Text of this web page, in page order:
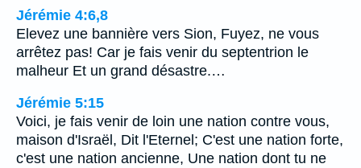
Jérémie 4:6,8
Elevez une bannière vers Sion, Fuyez, ne vous
arrêtez pas! Car je fais venir du septentrion le
malheur Et un grand désastre.…
Jérémie 5:15
Voici, je fais venir de loin une nation contre vous,
maison d'Israël, Dit l'Eternel; C'est une nation forte,
c'est une nation ancienne, Une nation dont tu ne